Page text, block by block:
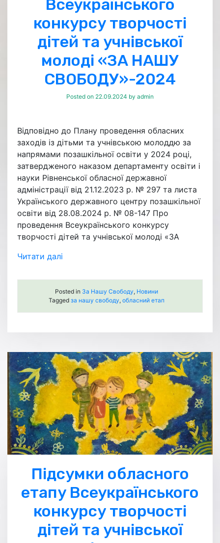
Всеукраїнського
конкурсу творчості
дітей та учнівської
молоді «ЗА НАШУ
СВОБОДУ»-2024
Posted on 22.09.2024 by admin
Відповідно до Плану проведення обласних
заходів із дітьми та учнівською молоддю за
напрямами позашкільної освіти у 2024 році,
затвердженого наказом департаменту освіти і
науки Рівненської обласної державної
адміністрації від 21.12.2023 р. № 297 та листа
Українського державного центру позашкільної
освіти від 28.08.2024 р. № 08-147 Про
проведення Всеукраїнського конкурсу
творчості дітей та учнівської молоді «ЗА
Читати далі
Posted in За Нашу Свободу, Новини
Tagged за нашу свободу, обласний етап
Підсумки обласного
етапу Всеукраїнського
конкурсу творчості
дітей та учнівської